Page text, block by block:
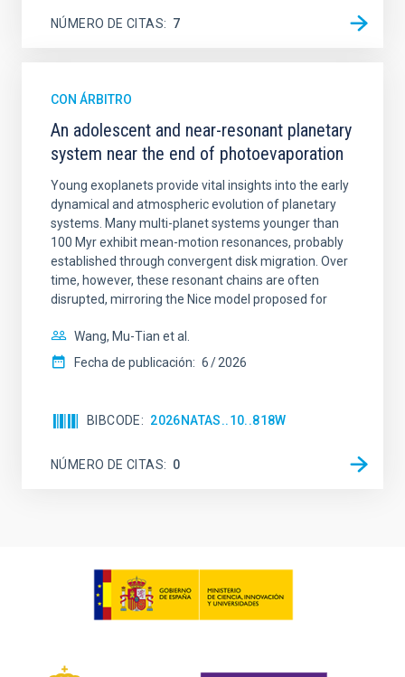
NÚMERO DE CITAS 7
CON ÁRBITRO
An adolescent and near-resonant planetary
system near the end of photoevaporation
Young exoplanets provide vital insights into the early
dynamical and atmospheric evolution of planetary
systems. Many multi-planet systems younger than
100 Myr exhibit mean-motion resonances, probably
established through convergent disk migration. Over
time, however, these resonant chains are often
disrupted, mirroring the Nice model proposed for
Wang, Mu-Tian et al.
Fecha de publicación: 6 2026
BIBCODE 2026NATAS..10..818W
NÚMERO DE CITAS 0